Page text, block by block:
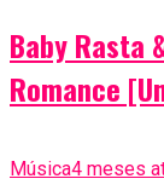
Baby Rasta
Romance
Música4 meses